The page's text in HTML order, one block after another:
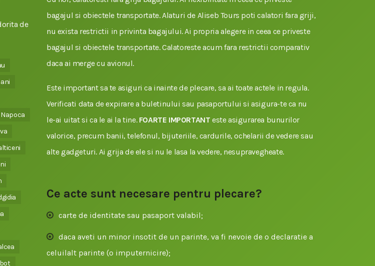
de
bagajul si obiectele transportate. Alaturi de Aliseb Tours poti calatori fara griji,
nu exista restrictii in privinta bagajului. Ai propria alegere in ceea ce priveste
bagajul si obiectele transportate. Calatoreste acum fara restrictii comparativ
daca ai merge cu avionul.
Este important sa te asiguri ca inainte de plecare, sa ai toate actele in regula.
Verificati data de expirare a buletinului sau pasaportului si asigura-te ca nu
le-ai uitat si ca le ai la tine. FOARTE IMPORTANT este asigurarea bunurilor
valorice, precum banii, telefonul, bijuteriile, cardurile, ochelarii de vedere sau
alte gadgeturi. Ai grija de ele si nu le lasa la vedere, nesupravegheate.
Ce acte sunt necesare pentru plecare?
carte de identitate sau pasaport valabil;
daca aveti un minor insotit de un parinte, va fi nevoie de o declaratie a
celuilalt parinte (o imputernicire);